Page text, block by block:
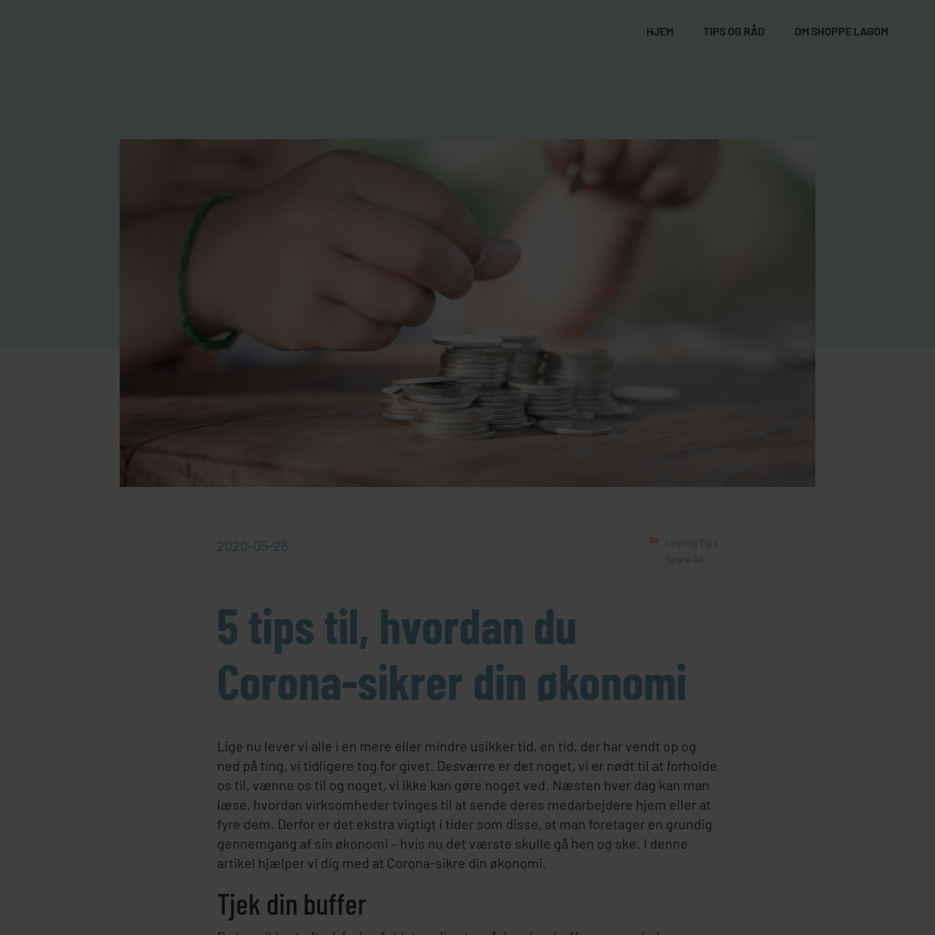
HJEM TIPS OG RÅD OM SHOPPE LAGOM
2020-05-26
Lagring Tips
Spareråd
5 tips til, hvordan du
Corona-sikrer din økonomi
Lige nu lever vi alle i en mere eller mindre usikker tid, en tid, der har vendt op og
ned på ting, vi tidligere tog for givet. Desværre er det noget, vi er nødt til at forholde
os til, vænne os til og noget, vi ikke kan gøre noget ved. Næsten hver dag kan man
læse, hvordan virksomheder tvinges til at sende deres medarbejdere hjem eller at
fyre dem. Derfor er det ekstra vigtigt i tider som disse, at man foretager en grundig
gennemgang af sin økonomi – hvis nu det værste skulle gå hen og ske. I denne
artikel hjælper vi dig med at Corona-sikre din økonomi.
Tjek din buffer